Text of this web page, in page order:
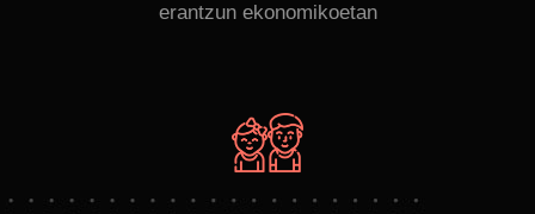
erantzun ekonomikoetan